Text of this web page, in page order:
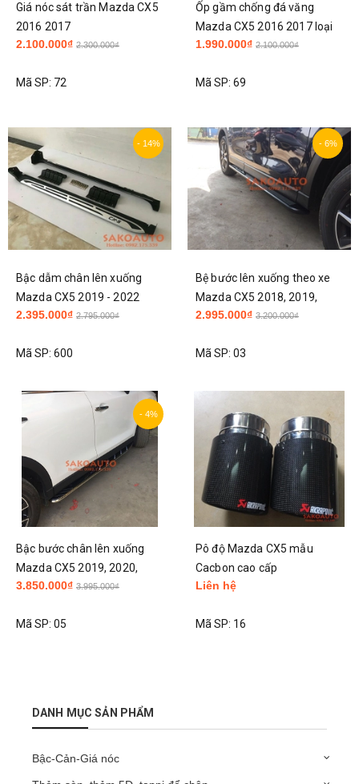
Giá nóc sát trần Mazda CX5
2016 2017
2.100.000₫ 2.300.000₫
Mã SP: 72
Ốp gầm chống đá văng
Mazda CX5 2016 2017 loại
cao cấp
1.990.000₫ 2.100.000₫
Mã SP: 69
- 14%
Bậc dẫm chân lên xuống
Mazda CX5 2019 - 2022
mẫu có chữ
2.395.000₫ 2.795.000₫
Mã SP: 600
- 6%
Bệ bước lên xuống theo xe
Mazda CX5 2018, 2019,
2020, 2021, 2022 mẫu 2
2.995.000₫ 3.200.000₫
Mã SP: 03
- 4%
Bậc bước chân lên xuống
Mazda CX5 2019, 2020,
2021, 2022 viền inox cao cấp
3.850.000₫ 3.995.000₫
Mã SP: 05
Pô độ Mazda CX5 mẫu
Cacbon cao cấp
Liên hệ
Mã SP: 16
DANH MỤC SẢN PHẨM
Bậc-Cản-Giá nóc